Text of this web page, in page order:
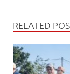
RELATED